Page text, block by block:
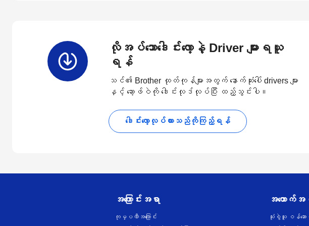
လိုအပ်သောဒေါင်းလော့နဲ့ Driver များရယူ
ရန်
သင်၏ Brother ထုတ်ကုန်များအတွက် နောက်ဆုံးပေါ် drivers များ
နှင့် ဆော့ဖ်ဝဲကို ဒေါင်းလုဒ်လုပ်ပြီး ထည့်သွင်းပါ။
ဒေါင်းလော့လုပ်ထားသည်ကိုကြည့်ရန်
အကြောင်းအရာ
ကုမ္ပဏီအကြောင်း
အထောက်
သုံးစွဲသူ ဝန်ဆ